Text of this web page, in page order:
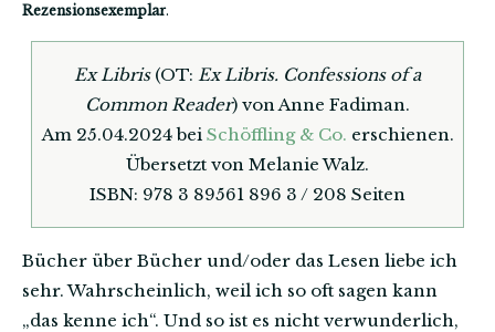
Rezensionsexemplar.
Ex Libris(OT: Ex Libris. Confessions of a
Common Reader) von Anne Fadiman.
Am 25.04.2024 bei Schöffling & Co. erschienen.
Übersetzt von Melanie Walz.
ISBN: 978 3 89561 896 3 / 208 Seiten
Bücher über Bücher und/oder das Lesen liebe ich
sehr. Wahrscheinlich, weil ich so oft sagen kann
„das kenne ich“. Und so ist es nicht verwunderlich,